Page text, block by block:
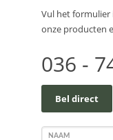
Vul het
onze producten
036 -
Bel direct
NAAM